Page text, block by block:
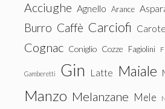
Acciughe Agnello Arance
Burro Caffè Carciofi Carote
Cognac Coniglio Cozze Fagiolini
Gamberetti Gin Latte Maiale
Manzo Melanzane Mele